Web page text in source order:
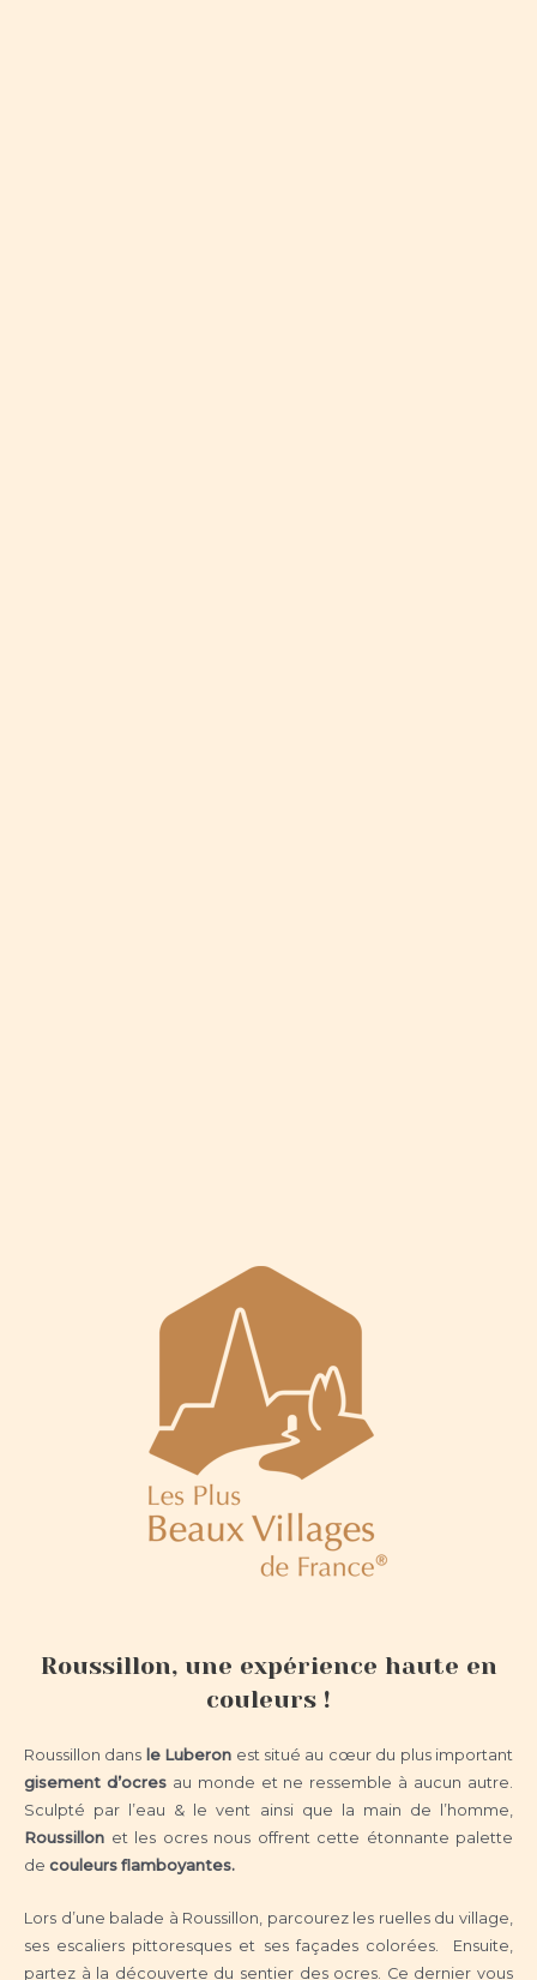
Roussillon, une expérience haute en
couleurs !
Roussillon dans le Luberon est situé au cœur du plus important
gisement d’ocresau monde et ne ressemble à aucun autre.
Sculpté par l’eau & le vent ainsi que la main de l’homme,
Roussillon et les ocres nous offrent cette étonnante palette
de couleurs flamboyantes.
Lors d’une balade à Roussillon, parcourez les ruelles du village,
ses escaliers pittoresques et ses façades colorées. Ensuite,
partez à la découverte du sentier des ocres. Ce dernier vous